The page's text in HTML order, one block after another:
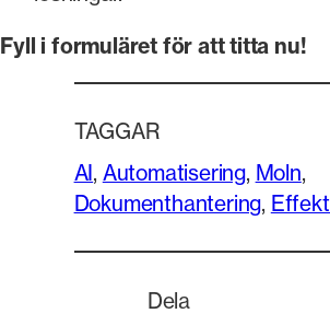
Fyll i formuläret för att titta nu!
TAGGAR
AI, Automatisering, Moln
Dokumenthantering,
Dela